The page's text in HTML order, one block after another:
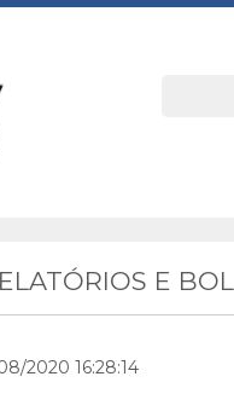
E
2020 16:28:14